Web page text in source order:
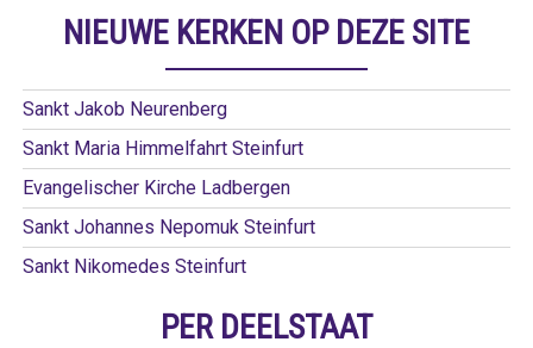
NIEUWE KERKEN OP DEZE SITE
Sankt Jakob Neurenberg
Sankt Maria Himmelfahrt Steinfurt
Evangelischer Kirche Ladbergen
Sankt Johannes Nepomuk Steinfurt
Sankt Nikomedes Steinfurt
PER DEELSTAAT